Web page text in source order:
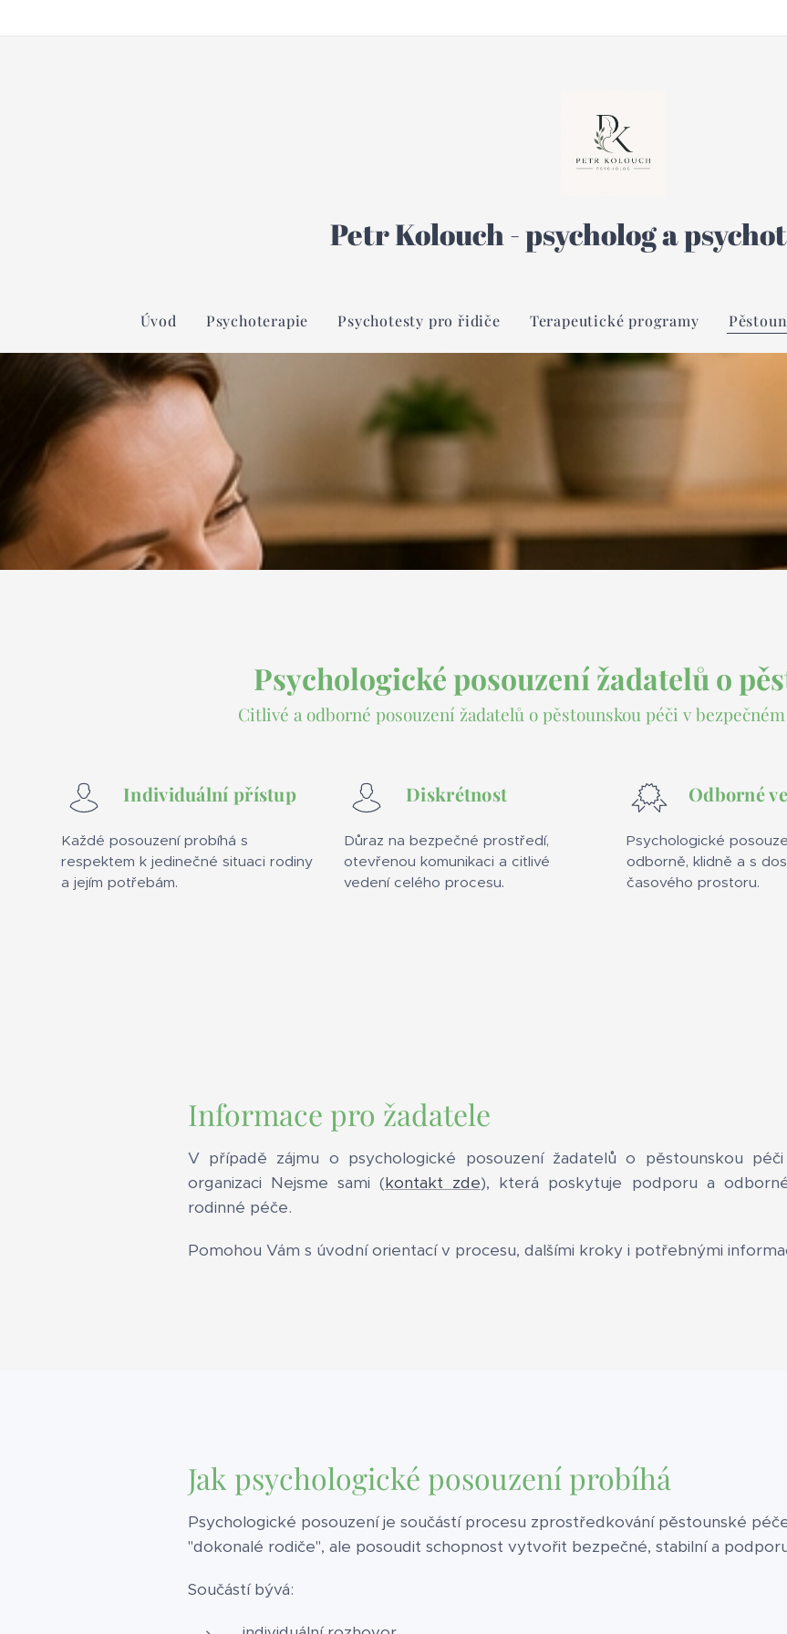
Petr Kolouch - psycholog a
Úvod Psychoterapie Psychotesty pro řidiče Terapeutické programy
Psychologické posouzení žadatelů o
Citlivé a odborné posouzení žadatelů o pěstounskou péči v
Individuální přístup
Každé posouzení probíhá s
respektem k jedinečné situaci rodiny
a jejím potřebám.
Diskrétnost
Důraz na bezpečné prostředí,
otevřenou komunikaci a citlivé
vedení celého procesu.
Odborné
Psychologické
odborně, klidně a s
časového prostoru.
Informace pro žadatele
V případě zájmu o psychologické posouzení žadatelů o pěstounskou
organizaci Nejsme sami (kontakt zde), která poskytuje podporu a
rodinné péče.
Pomohou Vám s úvodní orientací v procesu, dalšími kroky i potřebnými
Jak psychologické posouzení probíhá
Psychologické posouzení je součástí procesu zprostředkování pěstounské
"dokonalé rodiče", ale posoudit schopnost vytvořit bezpečné, stabilní a
Součástí bývá: